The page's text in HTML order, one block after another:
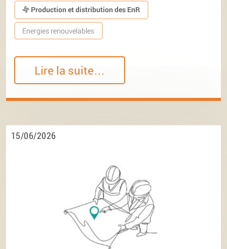
Production et distribution des EnR
Energies renouvelables
Lire la suite…
15/06/2026